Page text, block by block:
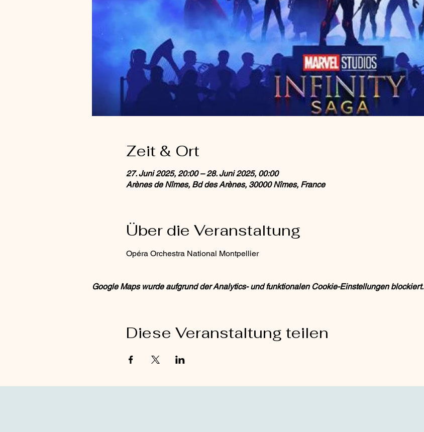
Zeit & Ort
27. Juni 2025, 20:00 – 28. Juni 2025, 00:00
Arènes de Nîmes, Bd des Arènes, 30000 Nîmes, France
Über die Veranstaltung
Opéra Orchestra National Montpellier
Google Maps wurde aufgrund der Analytics- und funktionalen Cookie-Einstellungen blockiert.
Diese Veranstaltung teilen